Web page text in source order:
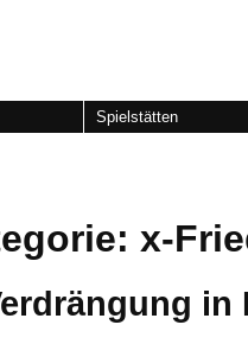
Spielstätten
x-